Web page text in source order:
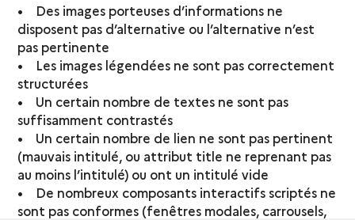
• Des images porteuses d’informations ne
disposent pas d’alternative ou l’alternative n’est
pas pertinente
• Les images légendées ne sont pas correctement
structurées
• Un certain nombre de textes ne sont pas
suffisamment contrastés
• Un certain nombre de lien ne sont pas pertinent
(mauvais intitulé, ou attribut title ne reprenant pas
au moins l’intitulé) ou ont un intitulé vide
• De nombreux composants interactifs scriptés ne
sont pas conformes (fenêtres modales, carrousels,